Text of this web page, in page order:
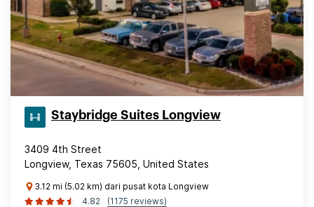
Staybridge Suites Longview
3409 4th Street
Longview, Texas 75605, United States
3.12 mi (5.02 km) dari pusat kota Longview
4.82
(1175 reviews)